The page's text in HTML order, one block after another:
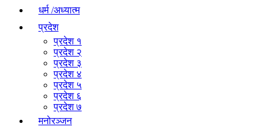
धर्म /अध्यात्म
प्रदेश
प्रदेश १
प्रदेश २
प्रदेश ३
प्रदेश ४
प्रदेश ५
प्रदेश ६
प्रदेश ७
मनोरञ्जन